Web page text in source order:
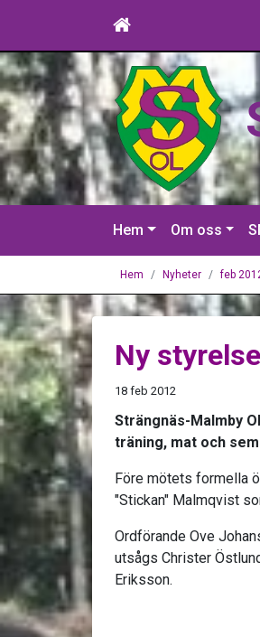
Hem Om oss
Hem Nyheter feb
Ny
18 feb 2012
Strängnäs-Malmby
träning, mat och
Före mötets formella
"Stickan" Malmqvist
Ordförande Ove
utsågs Christer
Eriksson.